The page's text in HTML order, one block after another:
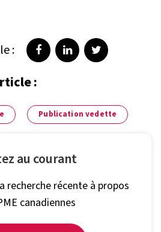
: Partager sur Facebook
Partager surPartager sur
:
Publication vedette
au courant
recherche récente à propos
canadiennes